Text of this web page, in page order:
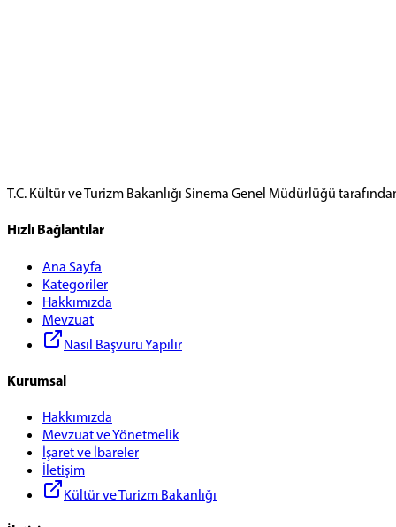
T.C. Kültür ve Turizm Bakanlığı Sinema Genel Müdürlüğü
Hızlı Bağlantılar
Ana Sayfa
Kategoriler
Hakkımızda
Mevzuat
Nasıl Başvuru Yapılır
Kurumsal
Hakkımızda
Mevzuat ve Yönetmelik
İşaret ve İbareler
İletişim
Kültür ve Turizm Bakanlığı